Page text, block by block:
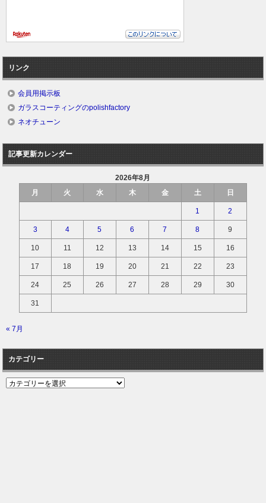
リンク
会員用掲示板
ガラスコーティングのpolishfactory
ネオチューン
記事更新カレンダー
2026年8月
月
火 水 木 金 土 日
1 2
3 4 5 6 7 8 9
10 11 12 13 14 15 16
17 18 19 20 21 22 23
24 25 26 27 28 29 30
31
« 7月
カテゴリー
カ